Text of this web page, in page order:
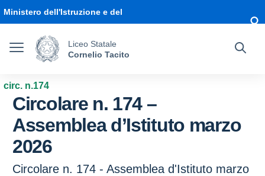
Ministero dell'Istruzione e del
Liceo Statale
Cornelio Tacito
circ. n.174
Circolare n. 174 –
Assemblea d’Istituto marzo
2026
Circolare n. 174 - Assemblea d'Istituto marzo